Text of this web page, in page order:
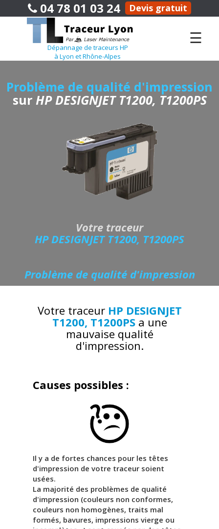
04 78 01 03 24 Devis gratuit
Dépannage de traceurs HP
à Lyon et Rhône-Alpes
☰
Problème de qualité d'impression
sur HP DESIGNJET T1200, T1200PS
Votre traceur
HP DESIGNJET T1200, T1200PS
Problème de qualité d'impression
Votre traceur HP DESIGNJET
T1200, T1200PSa une
mauvaise qualité
d'impression.
Causes possibles :
Il y a de fortes chances pour les têtes
d'impression de votre traceur soient
usées.
La majorité des problèmes de qualité
d'impression (couleurs non conformes,
couleurs non homogènes, traits mal
formés, bavures, impressions vierge ou